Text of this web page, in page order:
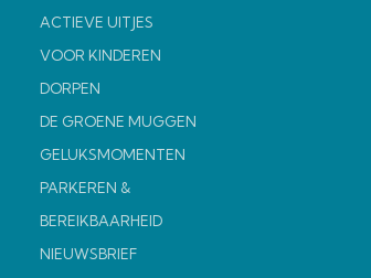
ACTIEVE UITJES
VOOR KINDEREN
DORPEN
DE GROENE MUGGEN
GELUKSMOMENTEN
PARKEREN &
BEREIKBAARHEID
NIEUWSBRIEF